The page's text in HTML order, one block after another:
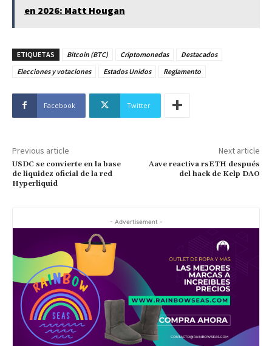
en 2026: Matt Hougan
ETIQUETAS Bitcoin (BTC) Criptomonedas
Destacados
Elecciones y votaciones
Estados Unidos Reglamento
Facebook Twitter
Previous article
USDC se convierte en la base
de liquidez oficial de la red
Hyperliquid
Next article
Aave reactiva rsETH después
del hack de Kelp DAO
- Advertisement -